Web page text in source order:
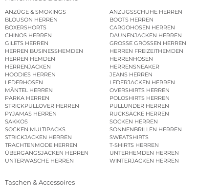
ANZÜGE & SMOKINGS
ANZUGSSCHUHE HERREN
BLOUSON HERREN
BOOTS HERREN
BOXERSHORTS
CARGOHOSEN HERREN
CHINOS HERREN
DAUNENJACKEN HERREN
GILETS HERREN
GROSSE GRÖSSEN HERREN
HERREN BUSINESSHEMDEN
HERREN FREIZEITHEMDEN
HERREN HEMDEN
HERRENHOSEN
HERRENJACKEN
HERRENSNEAKER
HOODIES HERREN
JEANS HERREN
LEDERHOSEN
LEDERJACKEN HERREN
MÄNTEL HERREN
OVERSHIRTS HERREN
PARKA HERREN
POLOSHIRTS HERREN
STRICKPULLOVER HERREN
PULLUNDER HERREN
PYJAMAS HERREN
RUCKSÄCKE HERREN
SAKKOS
SOCKEN HERREN
SOCKEN MULTIPACKS
SONNENBRILLEN HERREN
STRICKJACKEN HERREN
SWEATSHIRTS
TRACHTENMODE HERREN
T-SHIRTS HERREN
ÜBERGANGSJACKEN HERREN
UNTERHEMDEN HERREN
UNTERWÄSCHE HERREN
WINTERJACKEN HERREN
Taschen & Accessoires